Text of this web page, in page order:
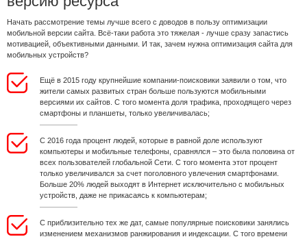
Начать рассмотрение темы лучше всего с доводов в пользу оптимизации
мобильной версии сайта. Всё-таки работа это тяжелая - лучше сразу запастись
мотивацией, объективными данными. И так, зачем нужна оптимизация сайта для
мобильных устройств?
Ещё в 2015 году крупнейшие компании-поисковики заявили о том, что
жители самых развитых стран больше пользуются мобильными
версиями их сайтов. С того момента доля трафика, проходящего через
смартфоны и планшеты, только увеличивалась;
С 2016 года процент людей, которые в равной доле используют
компьютеры и мобильные телефоны, сравнялся – это была половина от
всех пользователей глобальной Сети. С того момента этот процент
только увеличивался за счет поголовного увлечения смартфонами.
Больше 20% людей выходят в Интернет исключительно с мобильных
устройств, даже не прикасаясь к компьютерам;
С приблизительно тех же дат, самые популярные поисковики занялись
изменением механизмов ранжирования и индексации. С того времени